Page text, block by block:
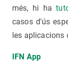
més, hi ha
casos d'ús
les aplicacions
IFN App